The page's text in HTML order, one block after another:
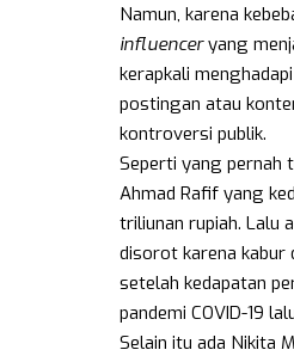
Namun, karena
influenceryang
kerapkali
postingan atau
kontroversi publik.
Seperti yang pernah
Ahmad Rafif yang
triliunan rupiah. Lalu
disorot karena kabur
setelah kedapatan
pandemi COVID-19
Selain itu ada Nikita